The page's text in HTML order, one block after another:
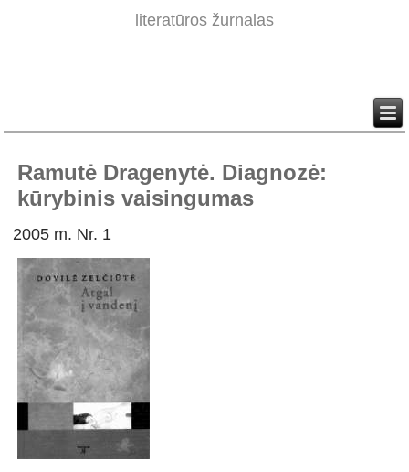
literatūros žurnalas
Ramutė Dragenytė. Diagnozė:
kūrybinis vaisingumas
2005 m. Nr. 1